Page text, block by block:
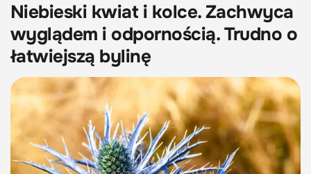
Niebieski kwiat i kolce. Zachwyca
wyglądem i odpornością. Trudno o
łatwiejszą bylinę